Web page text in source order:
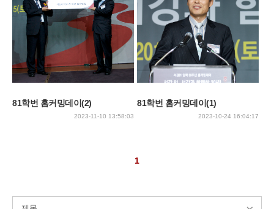
81학번 홈커밍데이(2)
2023-11-10 13:58:03
81학번 홈커밍데이(1)
2023-10-24 16:04:17
1